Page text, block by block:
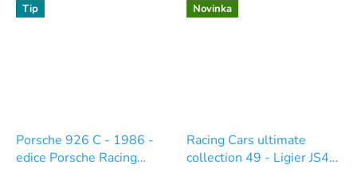
Tip
Porsche 926 C - 1986 -
edice Porsche Racing
Novinka
Racing Cars ultimate
collection 49 - Ligier JS43